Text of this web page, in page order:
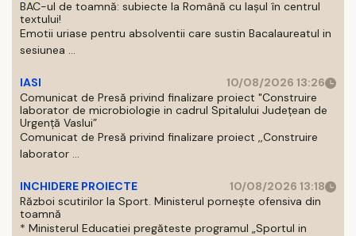
BAC-ul de toamnă: subiecte la Română cu Iașul în centrul
textului!
Emotii uriase pentru absolventii care sustin Bacalaureatul in
sesiunea ...
IASI
10/08/2026 13:26
Comunicat de Presă privind finalizare proiect "Construire
laborator de microbiologie in cadrul Spitalului Județean de
Urgență Vaslui”
Comunicat de Presă privind finalizare proiect ,,Construire
laborator ...
INCHIDERE PROIECTE
10/08/2026 13:18
Război scutirilor la Sport. Ministerul pornește ofensiva din
toamnă
* Ministerul Educatiei pregăteste programul „Sportul in